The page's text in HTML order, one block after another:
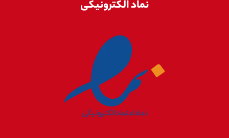
نماد الکترونیکی